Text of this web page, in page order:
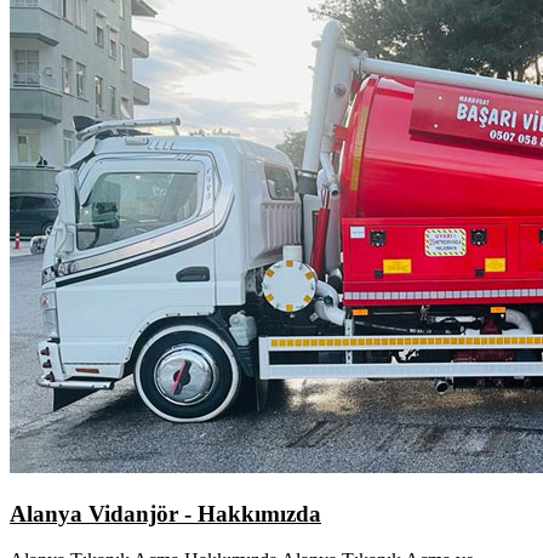
Alanya Vidanjör - Hakkımızda